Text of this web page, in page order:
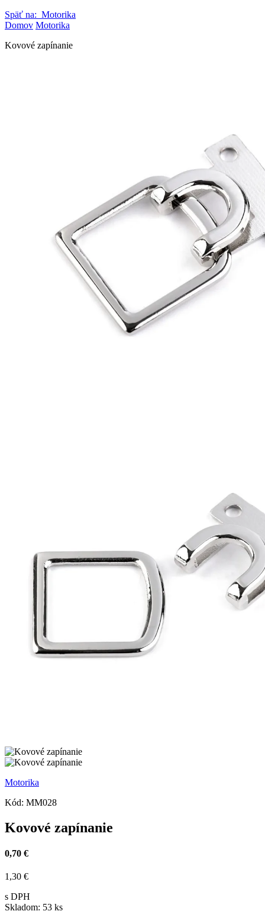
Späť na: Motorika
Domov Motorika
Kovové zapínanie
Motorika
Kód: MM028
Kovové zapínanie
0,70 €
1,30 €
s DPH
Skladom: 53 ks